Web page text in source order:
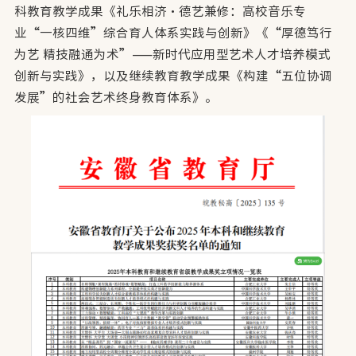
科教育教学成果《礼乐相济・德艺兼修：高校音乐专
业“一核四维”综合育人体系实践与创新》《“厚德笃行
为艺 精技融通为术”——新时代应用型艺术人才培养模式
创新与实践》，以及继续教育教学成果《构建“五位协调
发展”的社会艺术终身教育体系》。